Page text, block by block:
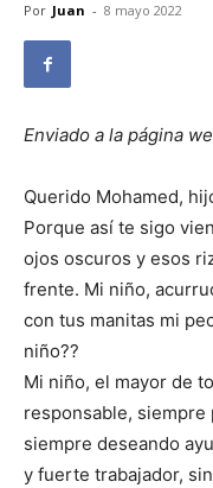
Por Juan - 8 mayo 2022
Enviado a la página
Querido Mohamed,
Porque así te sigo
ojos oscuros y esos
frente. Mi niño,
con tus manitas mi
niño??
Mi niño, el mayor de
responsable,
siempre deseando
y fuerte trabajador,